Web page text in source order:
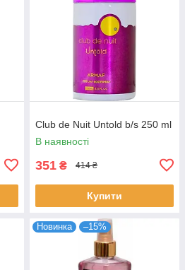
Club de Nuit Untold b/s 250 ml
В наявності
351 ₴ 414 ₴
Купити
Новинка –15%